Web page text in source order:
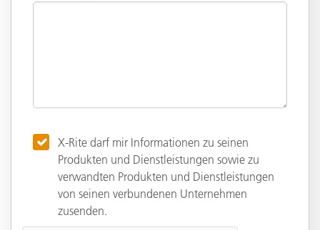
X-Rite darf mir Informationen zu seinen
Produkten und Dienstleistungen sowie zu
verwandten Produkten und Dienstleistungen
von seinen verbundenen Unternehmen
zusenden.